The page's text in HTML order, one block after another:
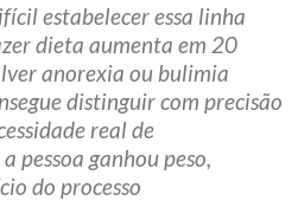
estabelecer essa linha
dieta aumenta em 20
anorexia ou bulimia
distinguir com precisão
real de
pessoa ganhou peso,
do processo